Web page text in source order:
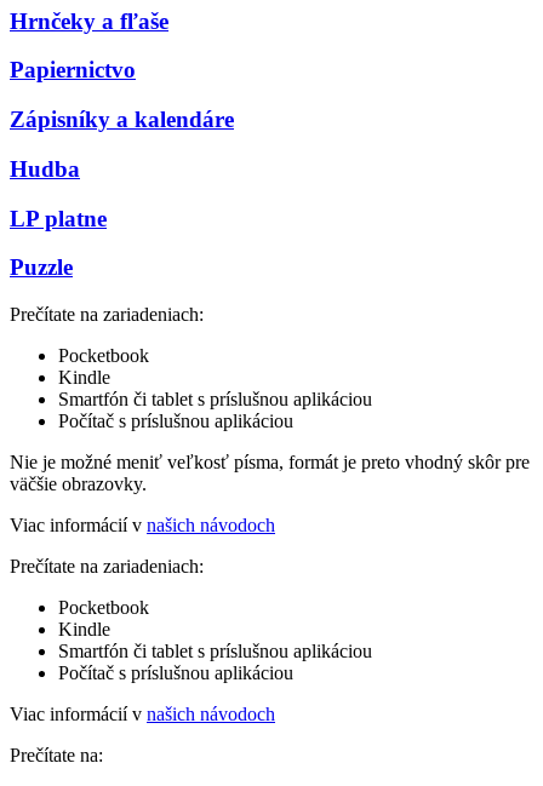
Hrnčeky a fľaše
Papiernictvo
Zápisníky a kalendáre
Hudba
LP platne
Puzzle
Prečítate na zariadeniach:
Pocketbook
Kindle
Smartfón či tablet s príslušnou aplikáciou
Počítač s príslušnou aplikáciou
Nie je možné meniť veľkosť písma, formát je preto vhodný skôr pre
väčšie obrazovky.
Viac informácií v našich návodoch
Prečítate na zariadeniach:
Pocketbook
Kindle
Smartfón či tablet s príslušnou aplikáciou
Počítač s príslušnou aplikáciou
Viac informácií v našich návodoch
Prečítate na: